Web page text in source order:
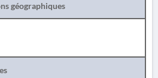
géographiques